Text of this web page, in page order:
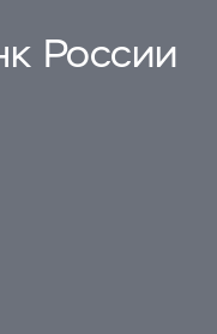
России